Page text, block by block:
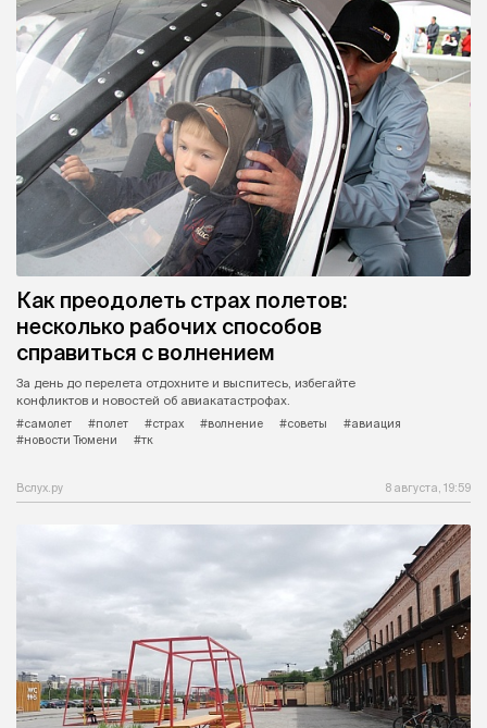
Как преодолеть страх полетов:
несколько рабочих способов
справиться с волнением
За день до перелета отдохните и выспитесь, избегайте
конфликтов и новостей об авиакатастрофах.
#самолет
#полет #страх #волнение #советы
#авиация
#новости Тюмени
#тк
Вслух.ру 8 августа, 19:59